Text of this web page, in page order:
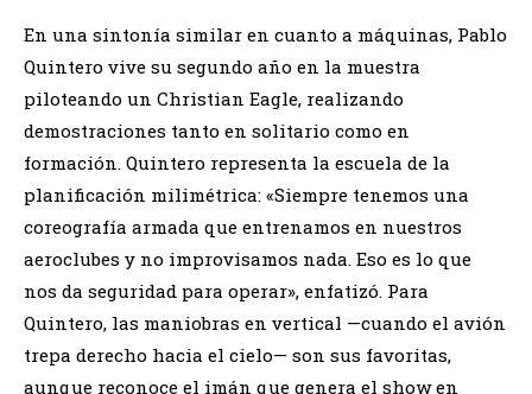
​En una sintonía similar en cuanto a máquinas, Pablo
Quintero vive su segundo año en la muestra
piloteando un Christian Eagle, realizando
demostraciones tanto en solitario como en
formación. Quintero representa la escuela de la
planificación milimétrica: «Siempre tenemos una
coreografía armada que entrenamos en nuestros
aeroclubes y no improvisamos nada. Eso es lo que
nos da seguridad para operar», enfatizó. Para
Quintero, las maniobras en vertical —cuando el avión
trepa derecho hacia el cielo— son sus favoritas,
aunque reconoce el imán que genera el show en